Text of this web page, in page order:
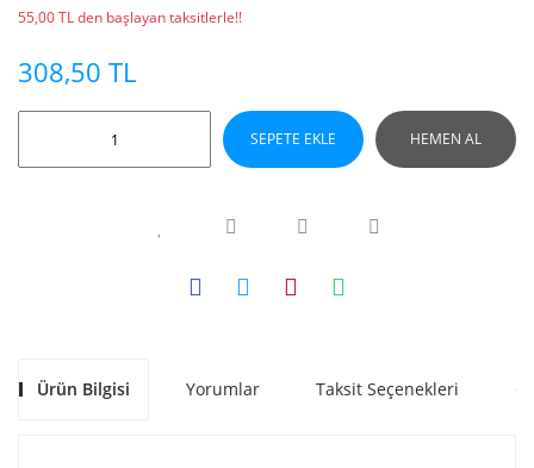
55,00 TL den başlayan taksitlerle!!
308,50 TL
SEPETE EKLE HEMEN AL
Ürün Bilgisi Yorumlar Taksit Seçenekleri